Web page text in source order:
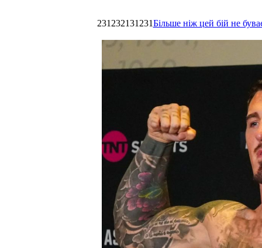
231232131231Більше ніж цей бій не